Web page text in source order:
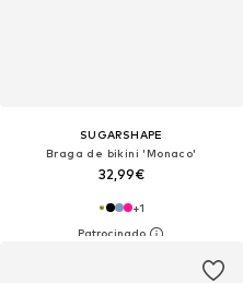
SUGARSHAPE
Braga de bikini 'Monaco'
32,99€
+1